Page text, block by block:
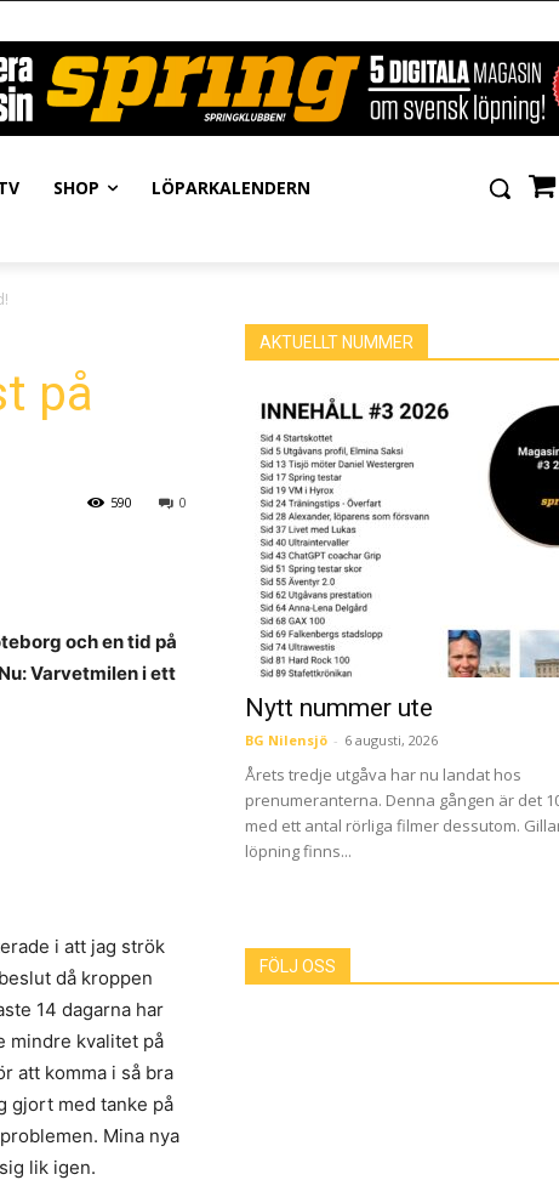
SHOP LÖPARKALENDERN
på
0
590
och en tid på
Varvetmilen i ett
i att jag strök
då kroppen
14 dagarna har
mindre kvalitet på
att komma i så bra
gjort med tanke på
Mina nya
lik igen.
AKTUELLT NUMMER
Nytt nummer ute
BG Nilensjö - 6 augusti, 2026
Årets tredje utgåva har nu landat hos
prenumeranterna. Denna gången är det
med ett antal rörliga filmer dessutom.
löpning finns...
FÖLJ OSS